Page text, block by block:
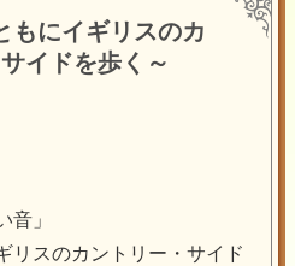
もにイギリスのカ
イドを歩く～
」
リスのカントリー・サイド